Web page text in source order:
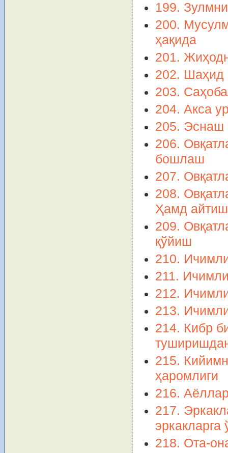
199.
200.
ҳақида
201.
202. Шаҳид
203.
204. Акса
205. Эснаш
206.
бошлаш
207.
208.
Ҳамд айтиш
209.
қўйиш
210.
211.
212.
213.
214. Кибр
215.
ҳаромлиги
216.
217.
218. Ота-